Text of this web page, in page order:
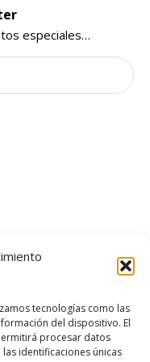
tecnologías como las
del dispositivo. El
procesar datos
identificaciones únicas
especiales…